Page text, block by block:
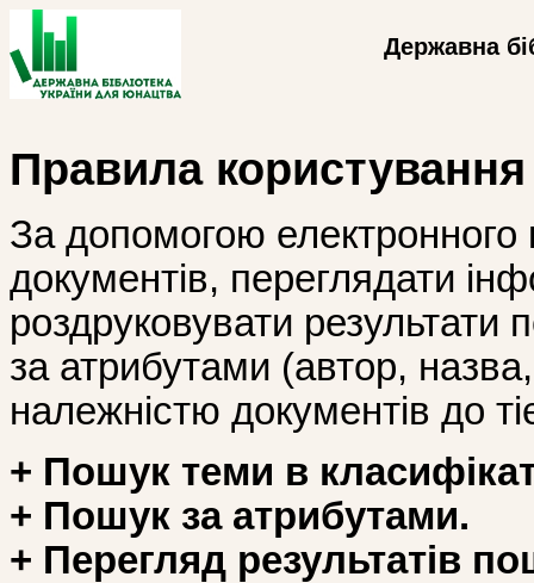
Державна
Правила
За допомогою
документів, переглядати
роздруковувати
за атрибутами (автор, назва,
належністю документів до
+ Пошук теми в
+ Пошук за атрибутами.
+ Перегляд результатів